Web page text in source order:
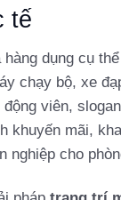
tế
dụng cụ
chạy bộ, xe
viên,
khuyến mãi,
nghiệp cho